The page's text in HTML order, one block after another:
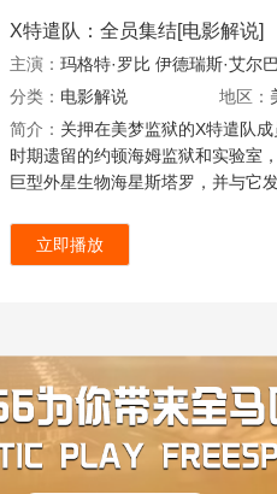
X特遣队：全员集结[电影解说]
主演： 玛格特·罗比 伊德瑞斯·艾尔巴
分类： 电影解说 地区：
简介： 关押在美梦监狱的X特遣队
时期遗留的约顿海姆监狱和实验室
巨型外星生物海星斯塔罗，并与它发
立即播放